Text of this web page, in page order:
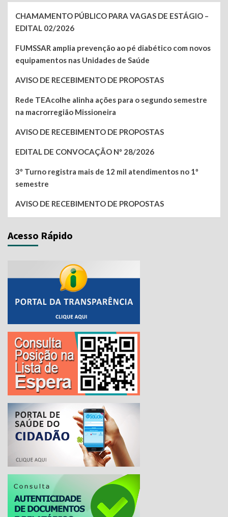
CHAMAMENTO PÚBLICO PARA VAGAS DE ESTÁGIO –
EDITAL 02/2026
FUMSSAR amplia prevenção ao pé diabético com novos
equipamentos nas Unidades de Saúde
AVISO DE RECEBIMENTO DE PROPOSTAS
Rede TEAcolhe alinha ações para o segundo semestre
na macrorregião Missioneira
AVISO DE RECEBIMENTO DE PROPOSTAS
EDITAL DE CONVOCAÇÃO Nº 28/2026
3º Turno registra mais de 12 mil atendimentos no 1º
semestre
AVISO DE RECEBIMENTO DE PROPOSTAS
Acesso Rápido